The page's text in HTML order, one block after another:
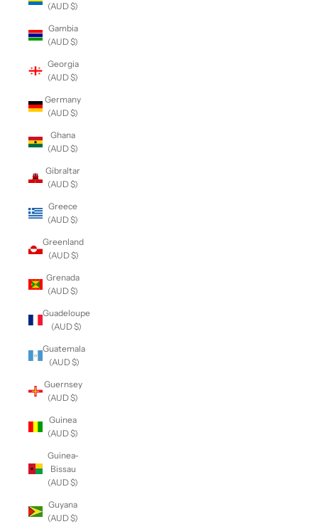
(AUD $)
Gambia
(AUD $)
Georgia
(AUD $)
Germany
(AUD $)
Ghana
(AUD $)
Gibraltar
(AUD $)
Greece
(AUD $)
Greenland
(AUD $)
Grenada
(AUD $)
Guadeloupe
(AUD $)
Guatemala
(AUD $)
Guernsey
(AUD $)
Guinea
(AUD $)
Guinea-
Bissau
(AUD $)
Guyana
(AUD $)